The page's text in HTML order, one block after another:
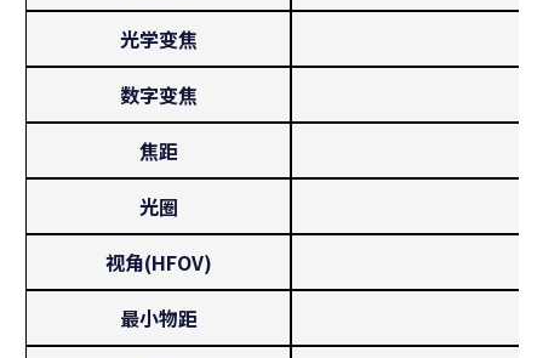
光学变焦
数字变焦
焦距
光圈
视角(HFOV)
最小物距